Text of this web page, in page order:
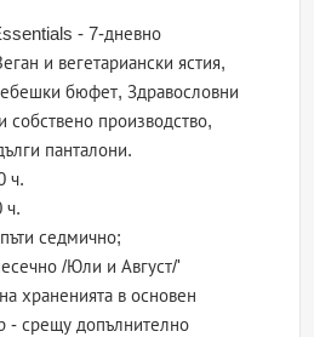
- 7-дневно
и вегетариански ястия,
бюфет, Здравословни
собствено производство,
панталони.
ч.
ч.
седмично;
/Юли и Август/'
храненията в основен
- срещу допълнително